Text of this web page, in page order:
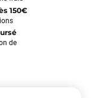
150€
de